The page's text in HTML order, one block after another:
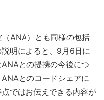
ANA）とも同様の包括
明によると、9月6日に
との提携の今後につ
とのコードシェアに
ではお伝えできる内容が